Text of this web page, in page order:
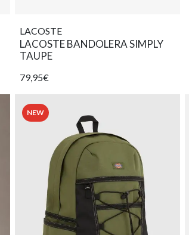
LACOSTE
LACOSTE BANDOLERA SIMPLY
TAUPE
79,95€
NEW